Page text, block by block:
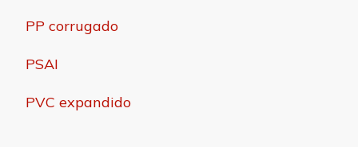
PP corrugado
PSAI
PVC expandido